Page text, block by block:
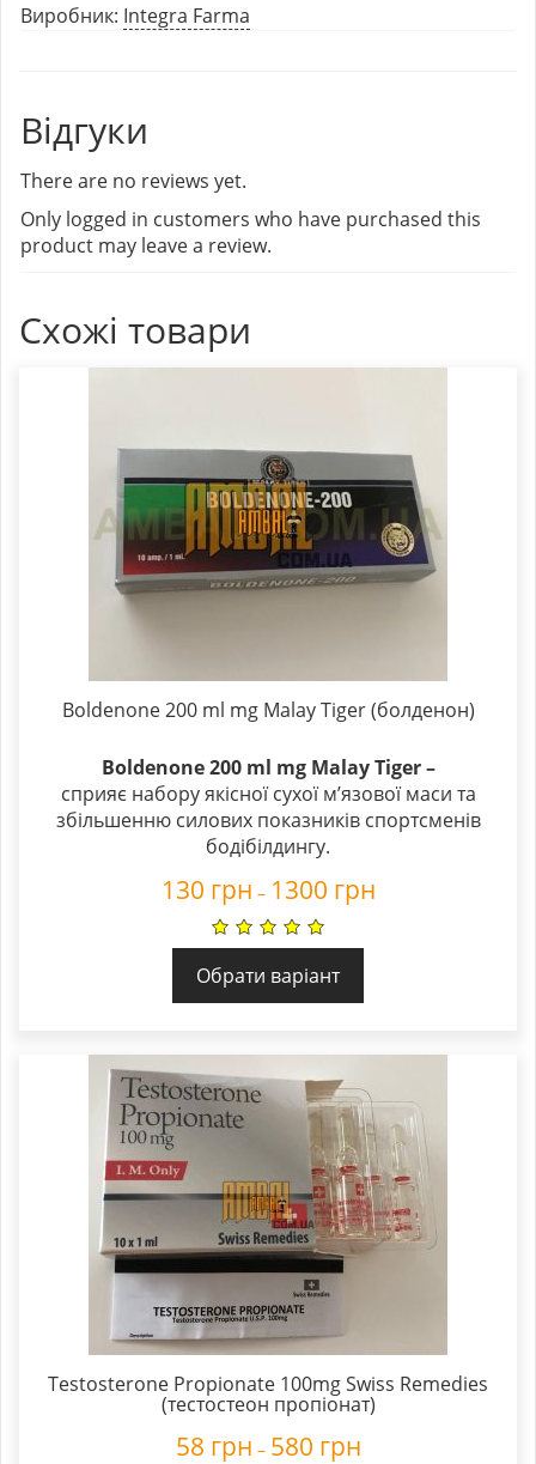
Виробник: Integra Farma
Відгуки
There are no reviews yet.
Only logged in customers who have purchased this
product may leave a review.
Схожі товари
Boldenone 200 ml mg Malay Tiger (болденон)
Boldenone 200 ml mg Malay Tiger –
cприяє набору якісної сухої м’язової маси та
збільшенню силових показників спортсменів
бодібілдингу.
130 грн – 1300 грн
Обрати варіант
Testosterone Propionate 100mg Swiss Remedies
(тестостеон пропіонат)
58 грн – 580 грн